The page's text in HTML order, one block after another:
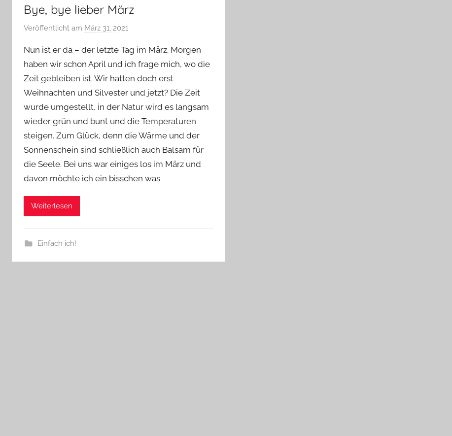
Bye, bye lieber März
Veröffentlicht am März 31, 2021
n
Y
v
o
n
n
e
Nun ist er da – der letzte Tag im März. Morgen
haben wir schon April und ich frage mich, wo die
Zeit gebleiben ist. Wir hatten doch erst
Weihnachten und Silvester und jetzt? Die Zeit
wurde umgestellt, in der Natur wird es langsam
wieder grün und bunt und die Temperaturen
steigen. Zum Glück, denn die Wärme und der
Sonnenschein sind schließlich auch Balsam für
die Seele. Bei uns war einiges los im März und
davon möchte ich ein bisschen was
Weiterlesen
Einfach ich!